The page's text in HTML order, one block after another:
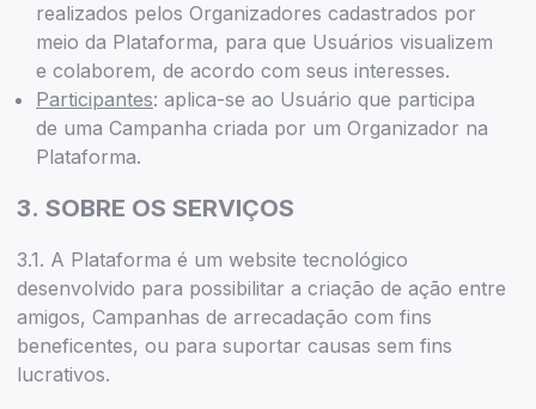
realizados pelos Organizadores cadastrados por
meio da Plataforma, para que Usuários visualizem
e colaborem, de acordo com seus interesses.
Participantes: aplica-se ao Usuário que participa
de uma Campanha criada por um Organizador na
Plataforma.
3. SOBRE OS SERVIÇOS
3.1. A Plataforma é um website tecnológico
desenvolvido para possibilitar a criação de ação entre
amigos, Campanhas de arrecadação com fins
beneficentes, ou para suportar causas sem fins
lucrativos.